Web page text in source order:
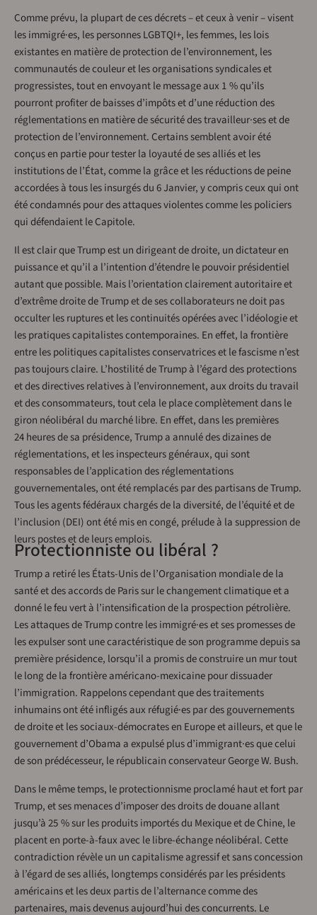
Comme prévu, la plupart de ces décrets – et ceux à venir – visent
les immigré·es, les personnes LGBTQI+, les femmes, les lois
existantes en matière de protection de l’environnement, les
communautés de couleur et les organisations syndicales et
progressistes, tout en envoyant le message aux 1 % qu’ils
pourront profiter de baisses d’impôts et d’une réduction des
réglementations en matière de sécurité des travailleur·ses et de
protection de l’environnement. Certains semblent avoir été
conçus en partie pour tester la loyauté de ses alliés et les
institutions de l’État, comme la grâce et les réductions de peine
accordées à tous les insurgés du 6 Janvier, y compris ceux qui ont
été condamnés pour des attaques violentes comme les policiers
qui défendaient le Capitole.
Il est clair que Trump est un dirigeant de droite, un dictateur en
puissance et qu’il a l’intention d’étendre le pouvoir présidentiel
autant que possible. Mais l’orientation clairement autoritaire et
d’extrême droite de Trump et de ses collaborateurs ne doit pas
occulter les ruptures et les continuités opérées avec l’idéologie et
les pratiques capitalistes contemporaines. En effet, la frontière
entre les politiques capitalistes conservatrices et le fascisme n’est
pas toujours claire. L’hostilité de Trump à l’égard des protections
et des directives relatives à l’environnement, aux droits du travail
et des consommateurs, tout cela le place complètement dans le
giron néolibéral du marché libre. En effet, dans les premières
24 heures de sa présidence, Trump a annulé des dizaines de
réglementations, et les inspecteurs généraux, qui sont
responsables de l’application des réglementations
gouvernementales, ont été remplacés par des partisans de Trump.
Tous les agents fédéraux chargés de la diversité, de l’équité et de
l’inclusion (DEI) ont été mis en congé, prélude à la suppression de
leurs postes et de leurs emplois.
Protectionniste ou libéral ?
Trump a retiré les États-Unis de l’Organisation mondiale de la
santé et des accords de Paris sur le changement climatique et a
donné le feu vert à l’intensification de la prospection pétrolière.
Les attaques de Trump contre les immigré·es et ses promesses de
les expulser sont une caractéristique de son programme depuis sa
première présidence, lorsqu’il a promis de construire un mur tout
le long de la frontière américano-mexicaine pour dissuader
l’immigration. Rappelons cependant que des traitements
inhumains ont été infligés aux réfugié·es par des gouvernements
de droite et les sociaux-démocrates en Europe et ailleurs, et que le
gouvernement d’Obama a expulsé plus d’immigrant·es que celui
de son prédécesseur, le républicain conservateur George W. Bush.
Dans le même temps, le protectionnisme proclamé haut et fort par
Trump, et ses menaces d’imposer des droits de douane allant
jusqu’à 25 % sur les produits importés du Mexique et de Chine, le
placent en porte-à-faux avec le libre-échange néolibéral. Cette
contradiction révèle un un capitalisme agressif et sans concession
à l’égard de ses alliés, longtemps considérés par les présidents
américains et les deux partis de l’alternance comme des
partenaires, mais devenus aujourd’hui des concurrents. Le